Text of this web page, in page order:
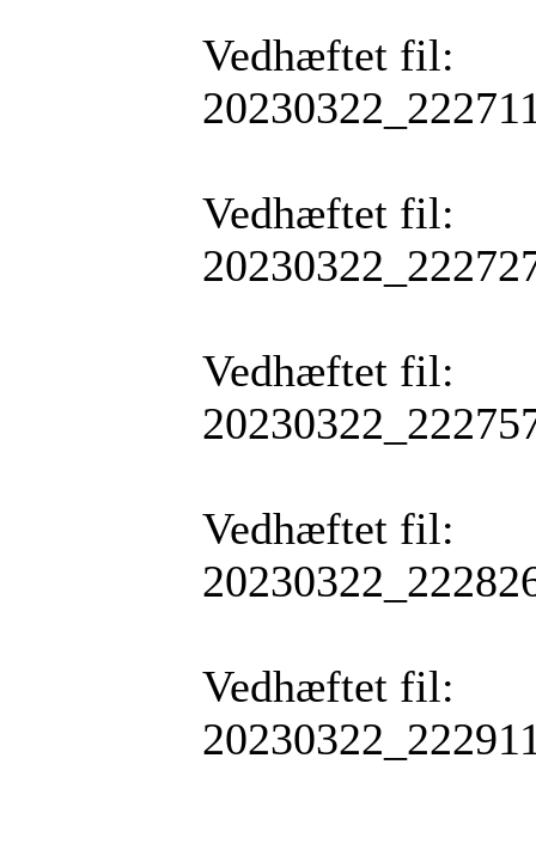
Vedhæftet fil:
Vedhæftet fil:
Vedhæftet fil:
Vedhæftet fil:
Vedhæftet fil: